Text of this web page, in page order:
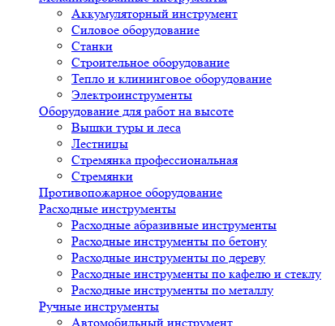
Аккумуляторный инструмент
Силовое оборудование
Станки
Строительное оборудование
Тепло и клининговое оборудование
Электроинструменты
Оборудование для работ на высоте
Вышки туры и леса
Лестницы
Стремянка профессиональная
Стремянки
Противопожарное оборудование
Расходные инструменты
Расходные абразивные инструменты
Расходные инструменты по бетону
Расходные инструменты по дереву
Расходные инструменты по кафелю и стеклу
Расходные инструменты по металлу
Ручные инструменты
Автомобильный инструмент